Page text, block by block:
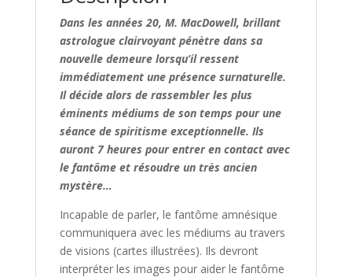
Dans les années 20, M. MacDowell, brillant
astrologue clairvoyant pénètre dans sa
nouvelle demeure lorsqu’il ressent
immédiatement une présence surnaturelle.
Il décide alors de rassembler les plus
éminents médiums de son temps pour une
séance de spiritisme exceptionnelle. Ils
auront 7 heures pour entrer en contact avec
le fantôme et résoudre un très ancien
mystère…
Incapable de parler, le fantôme amnésique
communiquera avec les médiums au travers
de visions (cartes illustrées). Ils devront
interpréter les images pour aider le fantôme